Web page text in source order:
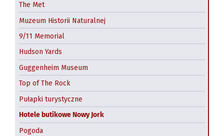
The Met
Muzeum Historii Naturalnej
9/11 Memorial
Hudson Yards
Guggenheim Museum
Top of The Rock
Pułapki turystyczne
Hotele butikowe Nowy Jork
Pogoda